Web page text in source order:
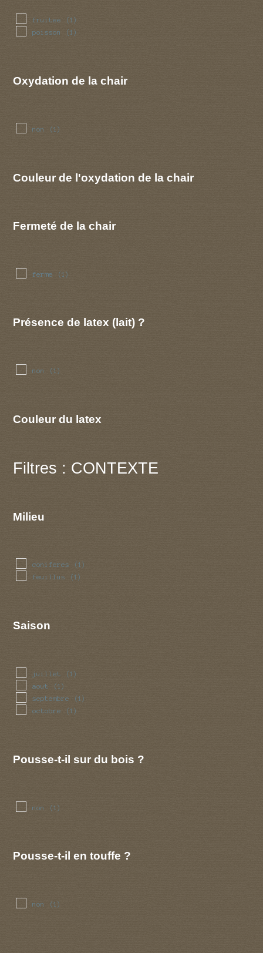
fruitee (1)
poisson (1)
Oxydation de la chair
non (1)
Couleur de l'oxydation de la chair
Fermeté de la chair
ferme (1)
Présence de latex (lait) ?
non (1)
Couleur du latex
Filtres : CONTEXTE
Milieu
coniferes (1)
feuillus (1)
Saison
juillet (1)
aout (1)
septembre (1)
octobre (1)
Pousse-t-il sur du bois ?
non (1)
Pousse-t-il en touffe ?
non (1)